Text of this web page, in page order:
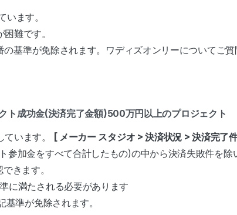
います。
難です。
の基準が免除されます。ワディズオンリーについてご
ト成功金(決済完了金額)500万円以上のプロジェクト
います。 [ メーカー スタジオ > 決済状況 > 決済完了
参加金をすべて合計したもの)の中から決済失敗件を除
きます。
に満たされる必要があります
基準が免除されます。